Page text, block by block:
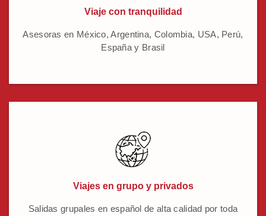
Viaje con tranquilidad
Asesoras en México, Argentina, Colombia, USA, Perú,
España y Brasil
Viajes en grupo y privados
Salidas grupales en español de alta calidad por toda